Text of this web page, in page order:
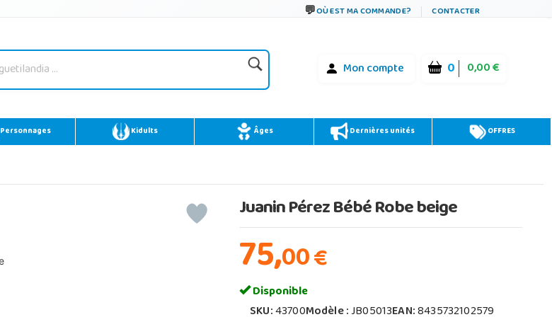
OÙ EST MA COMMANDE? CONTACTER
Mon compte 0 0,00 €
Personnages Kidults Âges Dernières unités OFFRES
Juanin Pérez Bébé Robe beige
75,00€
Disponible
SKU:43700Modèle :JB05013EAN:8435732102579